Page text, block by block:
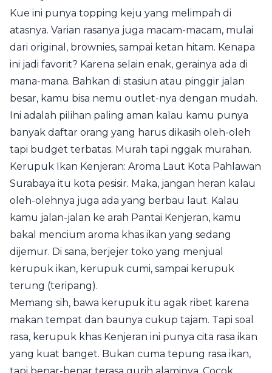
Kue ini punya topping keju yang melimpah di
atasnya. Varian rasanya juga macam-macam, mulai
dari original, brownies, sampai ketan hitam. Kenapa
ini jadi favorit? Karena selain enak, gerainya ada di
mana-mana. Bahkan di stasiun atau pinggir jalan
besar, kamu bisa nemu outlet-nya dengan mudah.
Ini adalah pilihan paling aman kalau kamu punya
banyak daftar orang yang harus dikasih oleh-oleh
tapi budget terbatas. Murah tapi nggak murahan.
Kerupuk Ikan Kenjeran: Aroma Laut Kota Pahlawan
Surabaya itu kota pesisir. Maka, jangan heran kalau
oleh-olehnya juga ada yang berbau laut. Kalau
kamu jalan-jalan ke arah Pantai Kenjeran, kamu
bakal mencium aroma khas ikan yang sedang
dijemur. Di sana, berjejer toko yang menjual
kerupuk ikan, kerupuk cumi, sampai kerupuk
terung (teripang).
Memang sih, bawa kerupuk itu agak ribet karena
makan tempat dan baunya cukup tajam. Tapi soal
rasa, kerupuk khas Kenjeran ini punya cita rasa ikan
yang kuat banget. Bukan cuma tepung rasa ikan,